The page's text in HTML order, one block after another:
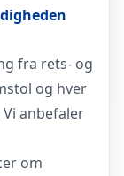
fra rets- og
og hver
anbefaler
om